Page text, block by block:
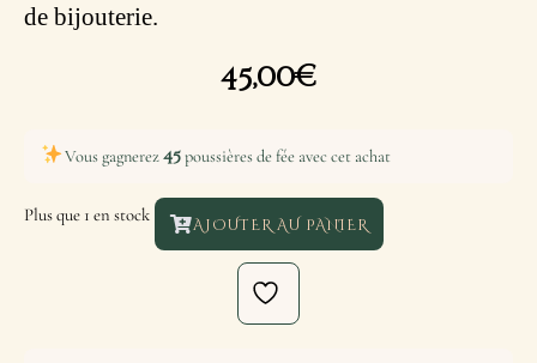
de bijouterie.
45,00€
Vous gagnerez45poussières de fée avec cet achat
Plus que 1 en stock AJOUTER AU PANIER